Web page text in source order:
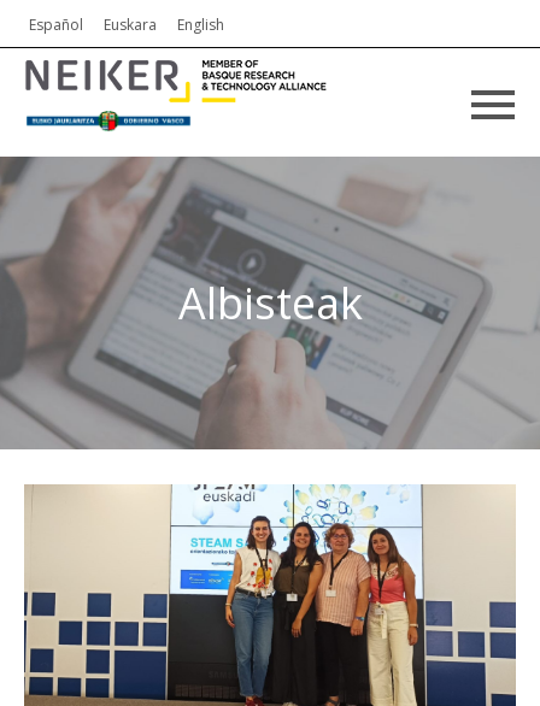
Español Euskara English
Albisteak